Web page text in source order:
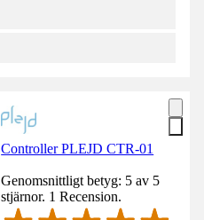
Controller PLEJD CTR-01
Genomsnittligt betyg: 5 av 5
stjärnor. 1 Recension.